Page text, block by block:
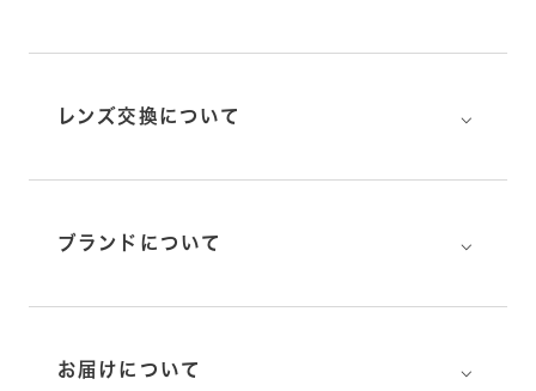
レンズ交換について ⌵
ブランドについて ⌵
お届けについて ⌵